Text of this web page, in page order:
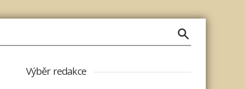
Výběr redakce